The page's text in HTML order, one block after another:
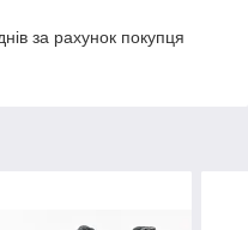
за рахунок покупця